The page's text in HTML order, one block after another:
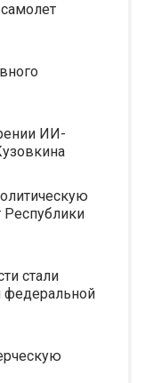
ИИ-
Республики
стали
федеральной